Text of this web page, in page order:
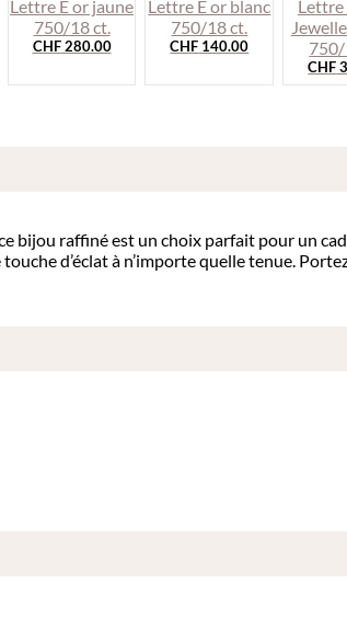
CHF280.00 CHF 140.00
CHF
bijou raffiné est un choix parfait pour un
d’éclat à n’importe quelle tenue.